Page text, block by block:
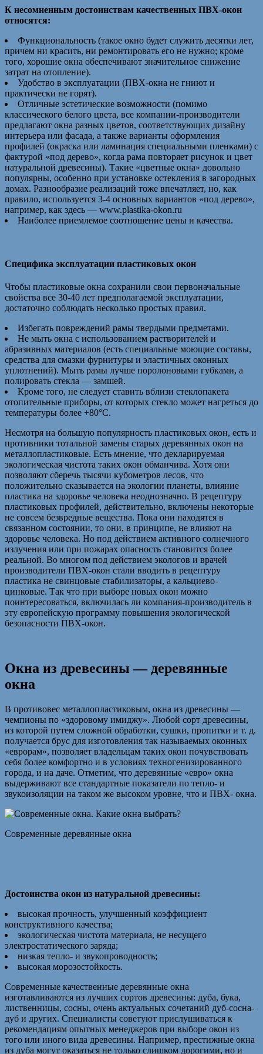
К несомненным достоинствам качественных ПВХ-окон
относятся:
Функциональность (такое окно будет служить десятки лет,
причем ни красить, ни ремонтировать его не нужно; кроме
того, хорошие окна обеспечивают значительное снижение
затрат на отопление).
Удобство в эксплуатации (ПВХ-окна не гниют и
практически не горят).
Отличные эстетические возможности (помимо
классического белого цвета, все компании-производители
предлагают окна разных цветов, соответствующих дизайну
интерьера или фасада, а также варианты оформления
профилей (окраска или ламинация специальными пленками) с
фактурой «под дерево», когда рама повторяет рисунок и цвет
натуральной древесины). Такие «цветные окна» довольно
популярны, особенно при установке остекления в загородных
домах. Разнообразие реализаций тоже впечатляет, но, как
правило, используется 3-4 основных вариантов «под дерево»,
например, как здесь — www.plastika-okon.ru
Наиболее приемлемое соотношение цены и качества.
Специфика эксплуатации пластиковых окон
Чтобы пластиковые окна сохранили свои первоначальные
свойства все 30-40 лет предполагаемой эксплуатации,
достаточно соблюдать несколько простых правил.
Избегать повреждений рамы твердыми предметами.
Не мыть окна с использованием растворителей и
абразивных материалов (есть специальные моющие составы,
средства для смазки фурнитуры и эластичных оконных
уплотнений). Мыть рамы лучше поролоновыми губками, а
полировать стекла — замшей.
Кроме того, не следует ставить вблизи стеклопакета
отопительные приборы, от которых стекло может нагреться до
температуры более +80°С.
Несмотря на большую популярность пластиковых окон, есть и
противники тотальной замены старых деревянных окон на
металлопластиковые. Есть мнение, что декларируемая
экологическая чистота таких окон обманчива. Хотя они
позволяют сберечь тысячи кубометров лесов, что
положительно сказывается на экологии планеты, влияние
пластика на здоровье человека неоднозначно. В рецептуру
пластиковых профилей, действительно, включены некоторые
не совсем безвредные вещества. Пока они находятся в
связанном состоянии, то они, в принципе, не влияют на
здоровье человека. Но под действием активного солнечного
излучения или при пожарах опасность становится более
реальной. Во многом под действием экологов и врачей
производители ПВХ-окон стали вводить в рецептуру
пластика не свинцовые стабилизаторы, а кальциево-
цинковые. Так что при выборе новых окон можно
поинтересоваться, включилась ли компания-производитель в
эту европейскую программу повышения экологической
безопасности ПВХ-окон.
Окна из древесины — деревянные
окна
В противовес металлопластиковым, окна из древесины —
чемпионы по «здоровому имиджу». Любой сорт древесины,
из которой путем сложной обработки, сушки, пропитки и т. д.
получается брус для изготовления так называемых оконных
«еврорам», позволяет владельцам таких окон почувствовать
себя более комфортно и в условиях техногенизированного
города, и на даче. Отметим, что деревянные «евро» окна
выдерживают все стандартные показатели по тепло- и
звукоизоляции на таком же высоком уровне, что и ПВХ- окна.
Современные деревянные окна
Достоинства окон из натуральной древесины:
высокая прочность, улучшенный коэффициент
конструктивного качества;
экологическая чистота материала, не несущего
электростатического заряда;
низкая тепло- и звукопроводность;
высокая морозостойкость.
Современные качественные деревянные окна
изготавливаются из лучших сортов древесины: дуба, бука,
лиственницы, сосны, очень актуальных сочетаний дуб-сосна-
дуб и других. Специалисты советуют прислушиваться к
рекомендациям опытных менеджеров при выборе окон из
того или иного вида древесины. Например, престижные окна
из дуба могут оказаться не только слишком дорогими, но и